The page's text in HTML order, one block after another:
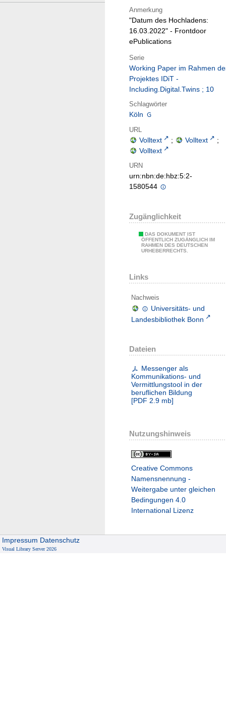
Anmerkung
"Datum des Hochladens:
16.03.2022" - Frontdoor
ePublications
Serie
Working Paper im Rahmen
Projektes IDiT -
Including.Digital.Twins ; 10
Schlagwörter
Köln
URL
Volltext ; Volltext
;
Volltext
URN
urn:nbn:de:hbz:5:2-
1580544
Zugänglichkeit
DAS DOKUMENT IST
ÖFFENTLICH ZUGÄNGLICH IM
RAHMEN DES DEUTSCHEN
URHEBERRECHTS.
Links
Nachweis
Universitäts- und
Landesbibliothek Bonn
Dateien
Messenger als
Kommunikations- und
Vermittlungstool in der
beruflichen Bildung
[PDF 2.9 mb]
Nutzungshinweis
Creative Commons
Namensnennung -
Weitergabe unter gleichen
Bedingungen 4.0
International Lizenz
Impressum Datenschutz
Visual Library Server 2026